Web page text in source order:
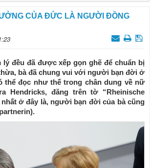
CỦA ĐỨC LÀ NGƯỜI ĐỒNG
lý đều đã được xếp gọn ghẽ để chuẩn bị
bà đã chung vui với người bạn đời ở
thể đọc như thế trong chân dung về nữ
Hendricks, đăng trên tờ “Rheinische
ở đây là, người bạn đời của bà cũng